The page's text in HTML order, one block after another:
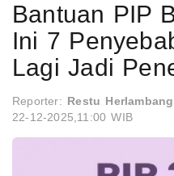
Bantuan PIP
Ini 7
Lagi Jadi
Reporter: Restu Herlambang
22-12-2025,11:00 WIB